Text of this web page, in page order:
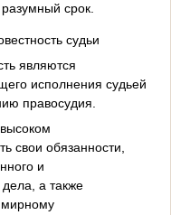
срок.
судьи
являются
исполнения судьей
правосудия.
свои обязанности,
и
а также
мирному